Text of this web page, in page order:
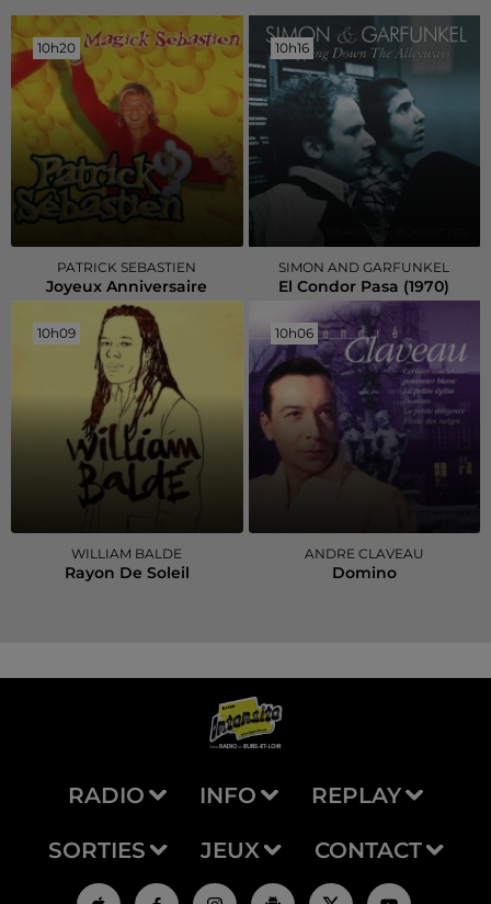
10h20
10h20
PATRICK SEBASTIEN
Joyeux Anniversaire
10h16
10h16
SIMON AND GARFUNKEL
El Condor Pasa (1970)
10h09
10h09
WILLIAM BALDE
Rayon De Soleil
10h06
10h06
ANDRE CLAVEAU
Domino
RADIO INFO REPLAY
SORTIES JEUX CONTACT